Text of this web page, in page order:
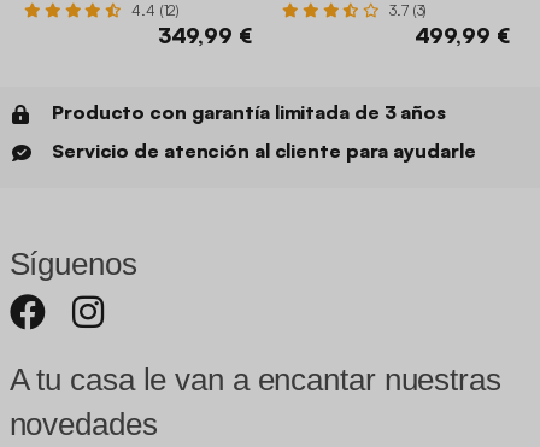
4.4 (12)
349,99 €
3.7 (3)
499,99 €
Producto con garantía limitada de 3 años
Servicio de atención al cliente para ayudarle
Síguenos
A tu casa le van a encantar nuestras
novedades